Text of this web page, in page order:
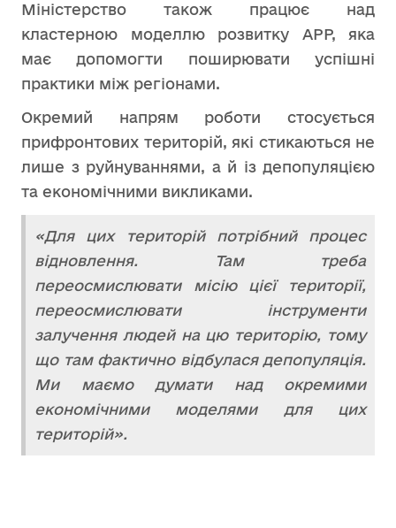
Міністерство також працює над
кластерною моделлю розвитку АРР, яка
має допомогти поширювати успішні
практики між регіонами.
Окремий напрям роботи стосується
прифронтових територій, які стикаються не
лише з руйнуваннями, а й із депопуляцією
та економічними викликами.
«Для цих територій потрібний процес
відновлення. Там треба
переосмислювати місію цієї території,
переосмислювати інструменти
залучення людей на цю територію, тому
що там фактично відбулася депопуляція.
Ми маємо думати над окремими
економічними моделями для цих
територій».